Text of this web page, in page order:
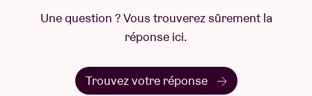
Une question ? Vous trouverez sûrement la
réponse ici.
Trouvez votre réponse